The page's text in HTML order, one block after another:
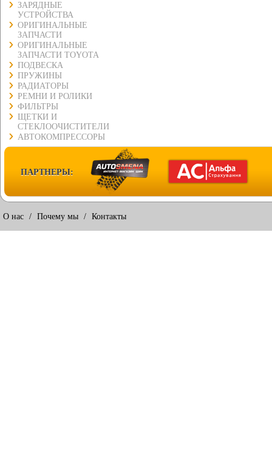
ЗАРЯДНЫЕ
УСТРОЙСТВА
ОРИГИНАЛЬНЫЕ
ЗАПЧАСТИ
ОРИГИНАЛЬНЫЕ
ЗАПЧАСТИ TOYOTA
ПОДВЕСКА
ПРУЖИНЫ
РАДИАТОРЫ
РЕМНИ И РОЛИКИ
ФИЛЬТРЫ
ЩЕТКИ И
СТЕКЛООЧИСТИТЕЛИ
АВТОКОМПРЕССОРЫ
ПАРТНЕРЫ:
О нас / Почему мы / Контакты